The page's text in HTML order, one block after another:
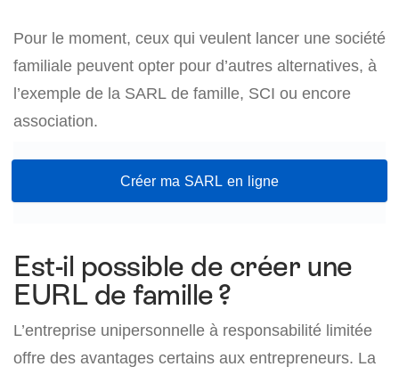
Pour le moment, ceux qui veulent lancer une société
familiale peuvent opter pour d’autres alternatives, à
l’exemple de la SARL de famille, SCI ou encore
association.
Créer ma SARL en ligne
Est-il possible de créer une
EURL de famille ?
L’entreprise unipersonnelle à responsabilité limitée
offre des avantages certains aux entrepreneurs. La